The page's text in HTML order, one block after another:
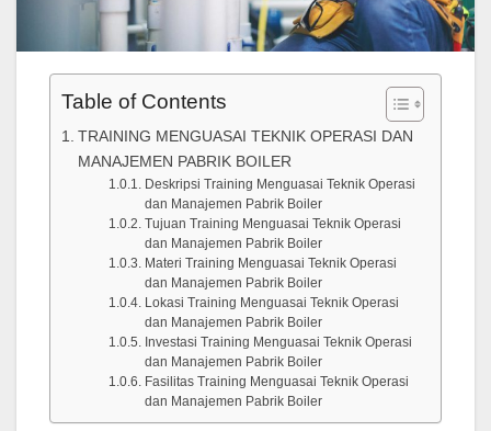
Table of Contents
TRAINING MENGUASAI TEKNIK OPERASI DAN
MANAJEMEN PABRIK BOILER
Deskripsi Training Menguasai Teknik Operasi
dan Manajemen Pabrik Boiler
Tujuan Training Menguasai Teknik Operasi
dan Manajemen Pabrik Boiler
Materi Training Menguasai Teknik Operasi
dan Manajemen Pabrik Boiler
Lokasi Training Menguasai Teknik Operasi
dan Manajemen Pabrik Boiler
Investasi Training Menguasai Teknik Operasi
dan Manajemen Pabrik Boiler
Fasilitas Training Menguasai Teknik Operasi
dan Manajemen Pabrik Boiler